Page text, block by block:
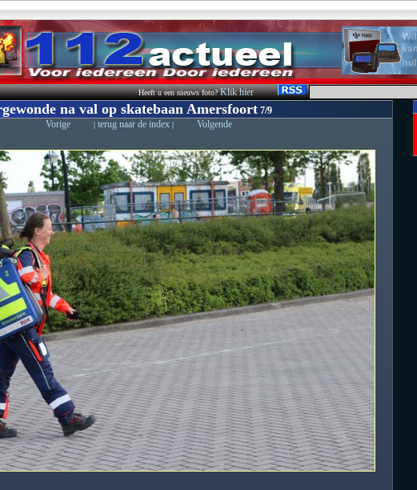
Heeft u een nieuws foto?Klik hier
na val op skatebaan Amersfoort7/9
Vorige
| terug naar de index | Volgende